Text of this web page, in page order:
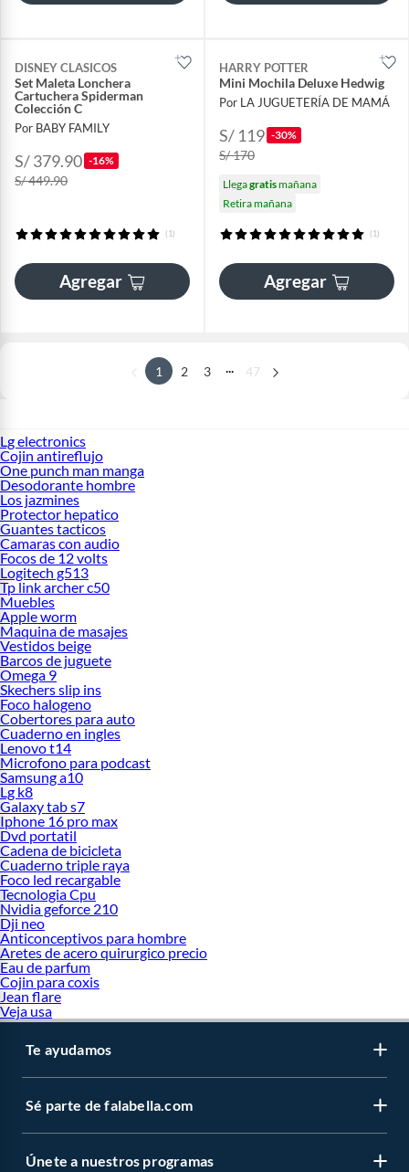
DISNEY CLASICOS
Set Maleta Lonchera
Cartuchera Spiderman
Colección C
Por BABY FAMILY
S/ 379.90 -16%
S/ 449.90
(1)
Agregar
HARRY POTTER
Mini Mochila Deluxe Hedwig
Por LA JUGUETERÍA DE MAMÁ
S/ 119 -30%
S/ 170
Llegagratismañana
Retira mañana
(1)
Agregar
1 2 3 ... 47
Lg electronics
Cojin antireflujo
One punch man manga
Desodorante hombre
Los jazmines
Protector hepatico
Guantes tacticos
Camaras con audio
Focos de 12 volts
Logitech g513
Tp link archer c50
Muebles
Apple worm
Maquina de masajes
Vestidos beige
Barcos de juguete
Omega 9
Skechers slip ins
Foco halogeno
Cobertores para auto
Cuaderno en ingles
Lenovo t14
Microfono para podcast
Samsung a10
Lg k8
Galaxy tab s7
Iphone 16 pro max
Dvd portatil
Cadena de bicicleta
Cuaderno triple raya
Foco led recargable
Tecnologia Cpu
Nvidia geforce 210
Dji neo
Anticonceptivos para hombre
Aretes de acero quirurgico precio
Eau de parfum
Cojin para coxis
Jean flare
Veja usa
Te ayudamos
Sé parte de falabella.com
Únete a nuestros programas